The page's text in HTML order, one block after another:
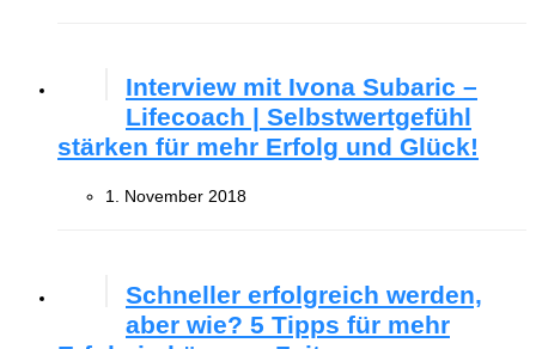
Interview mit Ivona Subaric –
Lifecoach | Selbstwertgefühl
stärken für mehr Erfolg und Glück!
1. November 2018
Schneller erfolgreich werden,
aber wie? 5 Tipps für mehr